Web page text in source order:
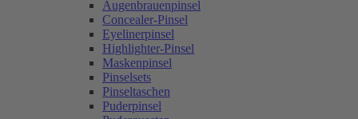
Augenbrauenpinsel
Concealer-Pinsel
Eyelinerpinsel
Highlighter-Pinsel
Maskenpinsel
Pinselsets
Pinseltaschen
Puderpinsel